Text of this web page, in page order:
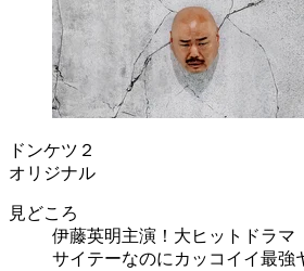
ドンケツ２
オリジナル
見どころ
伊藤英明主演！大ヒットドラマ
サイテーなのにカッコイイ最強